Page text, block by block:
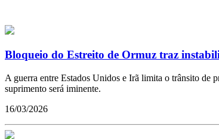
Bloqueio do Estreito de Ormuz traz
A guerra entre Estados Unidos e Irã limita o trânsito de
suprimento será iminente.
16/03/2026